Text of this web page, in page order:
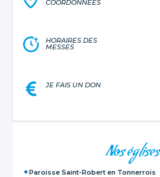
COORDONNÉES
HORAIRES DES
MESSES
JE FAIS UN DON
Nos églises
Paroisse Saint-Robert en Tonnerrois